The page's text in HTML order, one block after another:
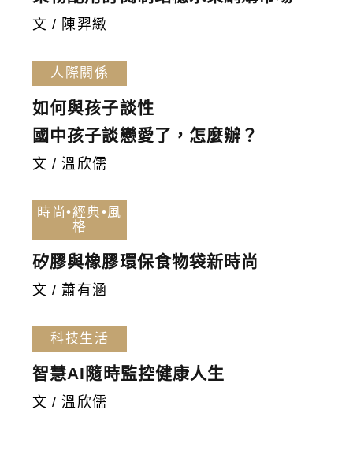
文 / 陳羿緻
人際關係
如何與孩子談性
國中孩子談戀愛了，怎麼辦？
文 / 溫欣儒
時尚•經典•風
格
矽膠與橡膠環保食物袋新時尚
文 / 蕭有涵
科技生活
智慧AI隨時監控健康人生
文 / 溫欣儒